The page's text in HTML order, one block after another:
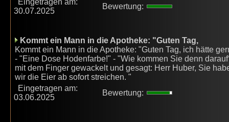
Eingetragen am:
30.07.2025
Bewertung:
Kommt ein Mann in die Apotheke: "Guten Tag,
Kommt ein Mann in die Apotheke: "Guten Tag, ich hätte
- "Eine Dose Hodenfarbe!" - "Wie kommen Sie denn
mit dem Finger gewackelt und gesagt: Herr Huber, Sie
wir die Eier ab sofort streichen. "
Eingetragen am:
03.06.2025
Bewertung: